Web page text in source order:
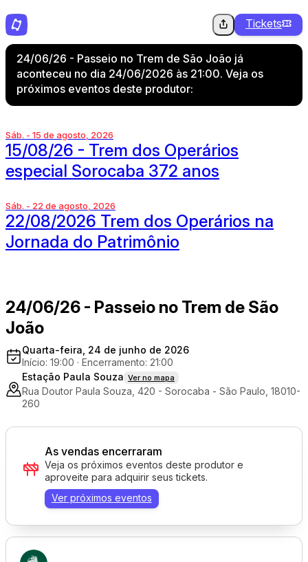
Tickets
24/06/26 - Passeio no Trem de São João já
aconteceu no dia 24/06/2026 às 21:00. Veja os
próximos eventos deste produtor:
Sáb. - 15 de agosto, 2026
15/08/26 - Trem dos Operários
especial Sorocaba 372 anos
Sáb. - 22 de agosto, 2026
22/08/2026 Trem dos Operários na
Jornada do Patrimônio
24/06/26 - Passeio no Trem de São
João
Quarta-feira, 24 de junho de 2026
Início: 19:00 · Encerramento: 21:00
Estação Paula Souza Ver no mapa
Rua Doutor Paula Souza, 420 - Sorocaba - São Paulo, 18010-
260
As vendas encerraram
Veja os próximos eventos deste produtor e
aproveite para adquirir seus tickets.
Ver próximos eventos